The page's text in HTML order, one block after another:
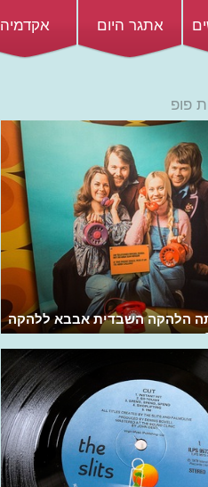
אתגר היום אקדמיה
פופ
הלהקה השבדית אבבא ללהקה